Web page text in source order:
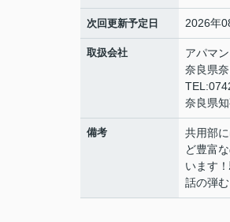
次回更新予定日 2026年
取扱会社
アパマ
奈良県
奈良県
備考
共用部
ど豊富
います
話の弾